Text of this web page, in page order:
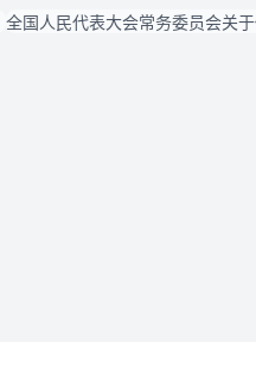
全国人民代表大会常务委员会关